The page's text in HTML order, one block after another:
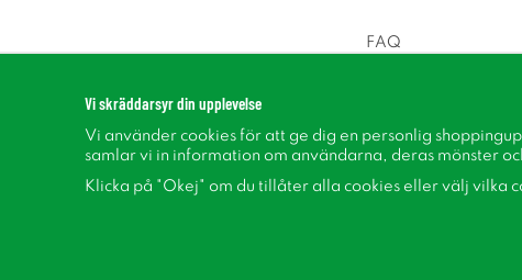
FAQ
Vi skräddarsyr din upplevelse
Vi använder cookies för att ge dig en personlig
samlar vi in information om användarna, deras mönster
Klicka på "Okej" om du tillåter alla cookies eller välj vilka